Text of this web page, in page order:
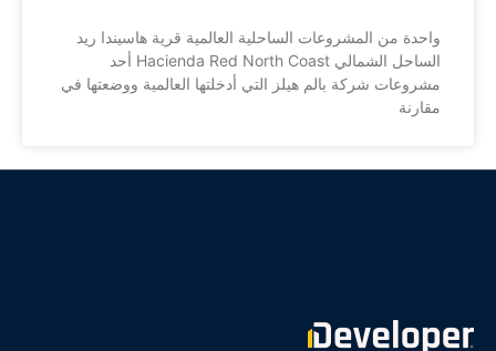
واحدة من المشروعات الساحلية العالمية قرية هاسيندا ريد
الساحل الشمالي Hacienda Red North Coast أحد
مشروعات شركة بالم هيلز التي أدخلتها العالمية ووضعتها في
مقارنة